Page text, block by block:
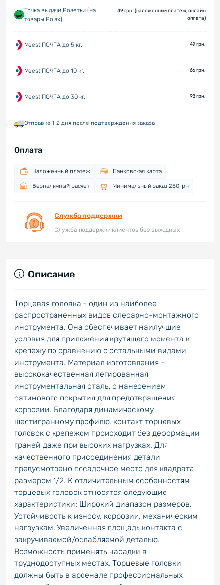
Точка выдачи Розетки (на
товары Polax)
49 грн. (наложенный платеж, онлайн
оплата)
Meest ПОЧТА до 5 кг. 49 грн.
Meest ПОЧТА до 10 кг. 66 грн.
Meest ПОЧТА до 30 кг. 98 грн.
Отправка 1-2 дня после подтверждения заказа
Оплата
Наложенный платеж Банковская карта
Безналичный расчет Минимальный заказ 250грн
Служба поддержки
Служба поддержки клиентов без выходных
Описание
Торцевая головка - один из наиболее
распространенных видов слесарно-монтажного
инструмента. Она обеспечивает наилучшие
условия для приложения крутящего момента к
крепежу по сравнению с остальными видами
инструмента. Материал изготовления -
высококачественная легированная
инструментальная сталь, с нанесением
сатинового покрытия для предотвращения
коррозии. Благодаря динамическому
шестигранному профилю, контакт торцевых
головок с крепежом происходит без деформации
граней даже при высоких нагрузках. Для
качественного присоединения детали
предусмотрено посадочное место для квадрата
размером 1/2. К отличительным особенностям
торцевых головок относятся следующие
характеристики: Широкий диапазон размеров.
Устойчивость к износу, коррозии, механическим
нагрузкам. Увеличенная площадь контакта с
закручиваемой/ослабляемой деталью.
Возможность применять насадки в
труднодоступных местах. Торцевые головки
должны быть в арсенале профессиональных